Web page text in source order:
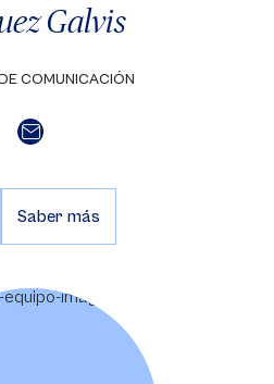
Galvis
COMUNICACIÓN
Saber más